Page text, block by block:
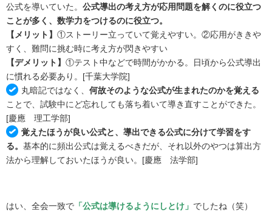
公式を導いていた。 公式導出の考え方が応用問題を解くのに役立つ
ことが多く、数学力をつけるのに役立つ。
【メリット】 ①ストーリー立っていて覚えやすい。②応用がききや
すく、難問に挑む時に考え方が閃きやすい
【デメリット】 ①テスト中などで時間がかかる。日頃から公式導出
に慣れる必要あり。 [千葉大学院]
丸暗記ではなく、 何故そのような公式が生まれたのかを覚える
ことで、試験中にど忘れしても落ち着いて導き直すことができた。
[慶應 理工学部]
覚えたほうが良い公式と、導出できる公式に分けて学習をす
る。 基本的に頻出公式は覚えるべきだが、それ以外のやつは算出方
法から理解しておいたほうが良い。 [慶應 法学部]
はい、全会一致で 「公式は導けるようにしとけ」 でしたね（笑）